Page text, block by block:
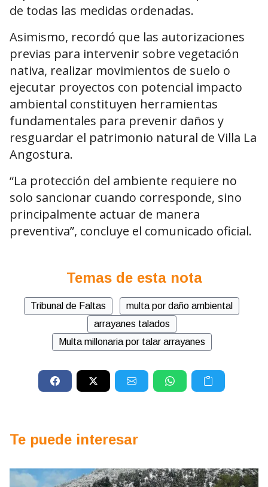
de todas las medidas ordenadas.
Asimismo, recordó que las autorizaciones
previas para intervenir sobre vegetación
nativa, realizar movimientos de suelo o
ejecutar proyectos con potencial impacto
ambiental constituyen herramientas
fundamentales para prevenir daños y
resguardar el patrimonio natural de Villa La
Angostura.
“La protección del ambiente requiere no
solo sancionar cuando corresponde, sino
principalmente actuar de manera
preventiva”, concluye el comunicado oficial.
Temas de esta nota
Tribunal de Faltas
multa por daño ambiental
arrayanes talados
Multa millonaria por talar arrayanes
Te puede interesar